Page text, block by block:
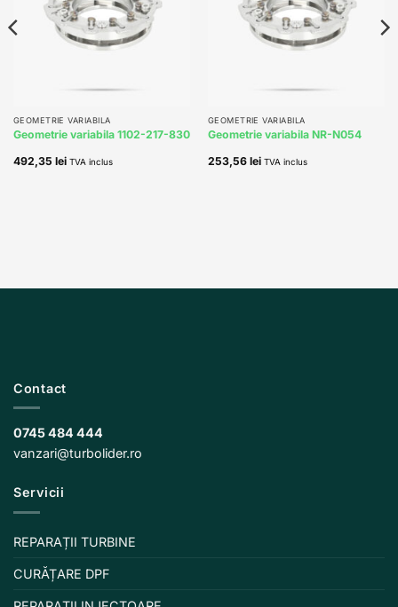
GEOMETRIE VARIABILA
Geometrie variabila 1102-217-830
492,35 lei TVA inclus
GEOMETRIE VARIABILA
Geometrie variabila NR-N054
253,56 lei TVA inclus
Contact
0745 484 444
vanzari@turbolider.ro
Servicii
REPARAȚII TURBINE
CURĂȚARE DPF